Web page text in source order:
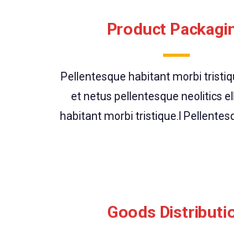
Product
Pellentesque habitant morbi
et netus pellentesque neolitics
habitant morbi tristique.l
Goods